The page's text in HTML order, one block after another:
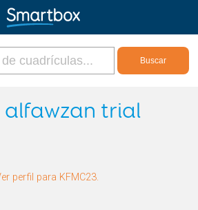
Online Grids
Regístrate
alfawzan trial
perfil para KFMC23.